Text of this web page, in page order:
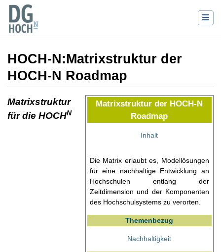
HOCH-N:Matrixstruktur der
HOCH-N Roadmap
Wechseln zu:Navigation Suche
Matrixstruktur der HOCH-N
Roadmap
Inhalt
Die Matrix erlaubt es, Modellösungen
für eine nachhaltige Entwicklung an
Hochschulen entlang der
Zeitdimension und der Komponenten
des Hochschulsystems zu verorten.
Themenbezug
Nachhaltigkeit
Matrixstruktur
für die HOCHN